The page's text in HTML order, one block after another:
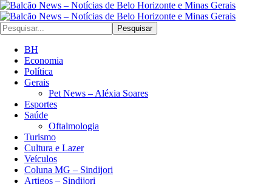
Pesquisar
BH
Economia
Política
Gerais
Pet News – Aléxia Soares
Esportes
Saúde
Oftalmologia
Turismo
Cultura e Lazer
Veículos
Coluna MG – Sindijori
Artigos – Sindijori